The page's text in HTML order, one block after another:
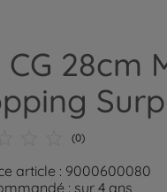
CG 28cm
(0)
article : 9000600080
: sur 4 ans